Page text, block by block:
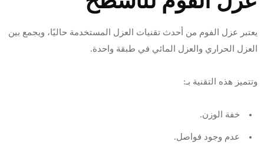
يعتبر عزل الفوم من أحدث تقنيات العزل المستخدمة حاليًا، ويجمع بين
العزل الحراري والعزل المائي في طبقة واحدة.
وتتميز هذه التقنية بـ:
خفة الوزن.
عدم وجود فواصل.